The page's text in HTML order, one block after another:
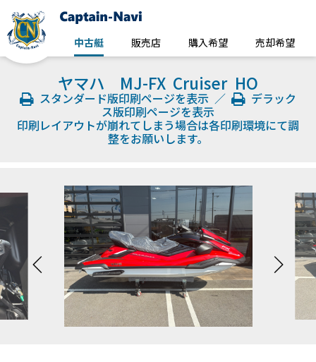
中古艇 販売店 購入希望 売却希望
ヤマハ MJ-FX Cruiser HO
スタンダード版印刷ページを表示 ／
デラック
ス版印刷ページを表示
印刷レイアウトが崩れてしまう場合は各印刷環境にて調
整をお願いします。